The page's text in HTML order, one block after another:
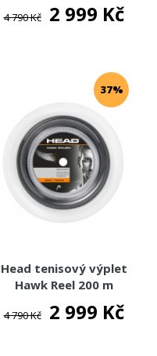
4 790 Kč 2 999 Kč
37%
Head tenisový výplet
Hawk Reel 200 m
4 790 Kč 2 999 Kč